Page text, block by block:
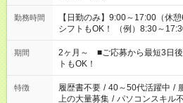
勤務時間
【日勤のみ】9:00～17:00（休憩60分） ■ご希望があ
シフトもOK！ （例）8:30
「家族とお休みを合わせたい」
など、あなたのご希望に沿ったお
ーク希望の方へ 今ご覧のお仕事
のお仕事の勤務時間。 合計で
ません
期間
2ヶ月～ ■ご応募から最短3日
トもOK！
特徴 履歴書不要 / 40～50代活躍中 /
上の大量募集 / パソコンスキル